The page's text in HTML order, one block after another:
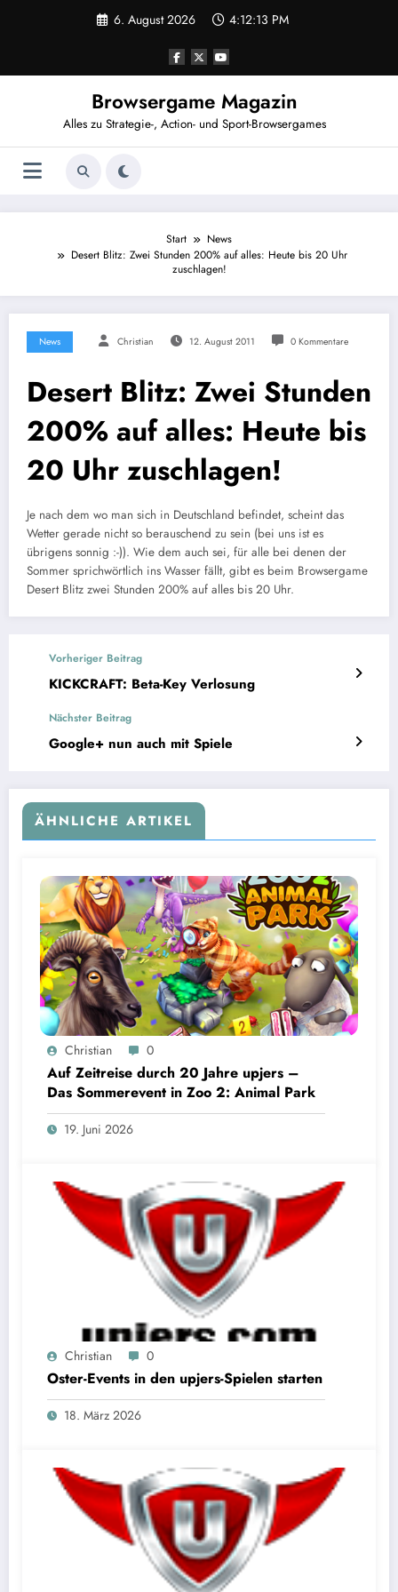
6. August 2026 4:12:14 PM
Browsergame Magazin
Alles zu Strategie-, Action- und Sport-Browsergames
Start
News
Desert Blitz: Zwei Stunden 200% auf alles: Heute bis 20 Uhr
zuschlagen!
News Christian 12. August 2011 0 Kommentare
Desert Blitz: Zwei Stunden
200% auf alles: Heute bis
20 Uhr zuschlagen!
Je nach dem wo man sich in Deutschland befindet, scheint das
Wetter gerade nicht so berauschend zu sein (bei uns ist es
übrigens sonnig :-)). Wie dem auch sei, für alle bei denen der
Sommer sprichwörtlich ins Wasser fällt, gibt es beim Browsergame
Desert Blitz zwei Stunden 200% auf alles bis 20 Uhr.
Vorheriger Beitrag
KICKCRAFT: Beta-Key Verlosung
Nächster Beitrag
Google+ nun auch mit Spiele
ÄHNLICHE ARTIKEL
Christian 0
Auf Zeitreise durch 20 Jahre upjers –
Das Sommerevent in Zoo 2: Animal Park
19. Juni 2026
Christian 0
Oster-Events in den upjers-Spielen starten
18. März 2026